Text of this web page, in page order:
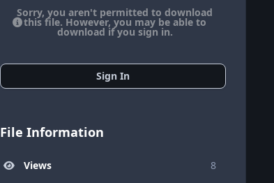
Sorry, you aren't permitted to download
this file. However, you may be able to
download if you sign in.
Sign In
File Information
Views 8